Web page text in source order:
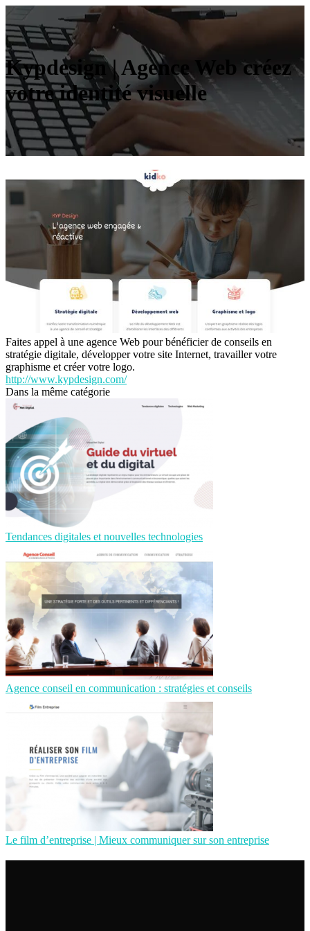
Kypdesign | Agence Web créez
votre identité visuelle
Faites appel à une agence Web pour bénéficier de conseils en
stratégie digitale, développer votre site Internet, travailler votre
graphisme et créer votre logo.
http://www.kypdesign.com/
Dans la même catégorie
Tendances digitales et nouvelles technologies
Agence conseil en communication : stratégies et conseils
Le film d’entreprise | Mieux communiquer sur son entreprise